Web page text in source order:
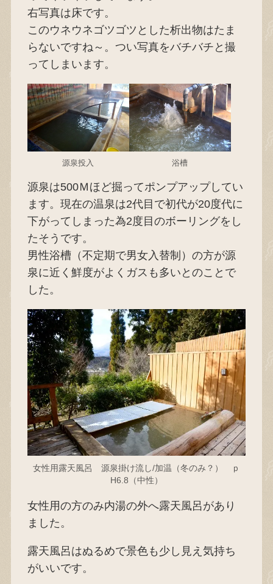
右写真は床です。
このウネウネゴツゴツとした析出物はたま
らないですね～。つい写真をバチバチと撮
ってしまいます。
源泉投入 浴槽
源泉は500Ｍほど掘ってポンプアップしてい
ます。現在の温泉は2代目で初代が20度代に
下がってしまった為2度目のボーリングをし
たそうです。
男性浴槽（不定期で男女入替制）の方が源
泉に近く鮮度がよくガスも多いとのことで
した。
女性用露天風呂 源泉掛け流し/加温（冬のみ？） ｐ
H6.8（中性）
女性用の方のみ内湯の外へ露天風呂があり
ました。
露天風呂はぬるめで景色も少し見え気持ち
がいいです。